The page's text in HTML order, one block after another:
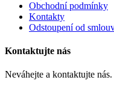
Obchodní podmínky
Kontakty
Odstoupení od
Kontaktujte nás
Neváhejte a kontaktujte